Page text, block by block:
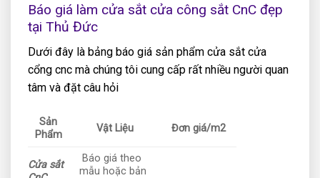
Báo giá làm cửa sắt cửa công sắt CnC đẹp
tại Thủ Đức
Dưới đây là bảng báo giá sản phẩm cửa sắt cửa
cổng cnc mà chúng tôi cung cấp rất nhiều người quan
tâm và đặt câu hỏi
Sản
Phẩm
Vật Liệu Đơn giá/m2
Cửa sắt
Báo giá theo
mẫu hoặc bản